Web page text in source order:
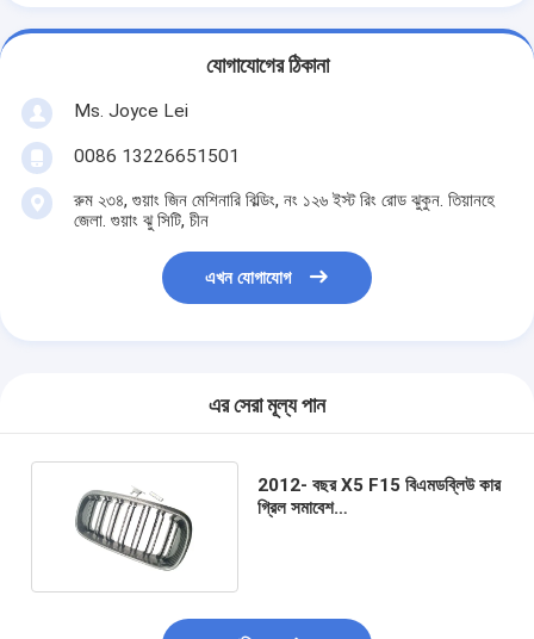
যোগাযোগের ঠিকানা
Ms. Joyce Lei
0086 13226651501
রুম ২৩৪, গুয়াং জিন মেশিনারি বিল্ডিং, নং ১২৬ ইস্ট রিং রোড ঝুকুন. তিয়ানহে
জেলা. গুয়াং ঝু সিটি, চীন
এখন যোগাযোগ
এর সেরা মূল্য পান
2012- বছর X5 F15 বিএমডব্লিউ কার
গ্রিল সমাবেশ